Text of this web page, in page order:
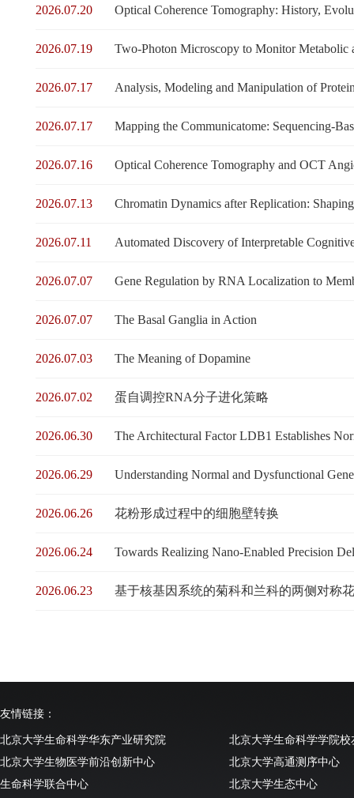
2026.07.20 Optical Coherence Tomography: History,
2026.07.19 Two-Photon Microscopy to Monitor Metabolic
2026.07.17 Analysis, Modeling and Manipulation of
2026.07.17 Mapping the Communicatome: Sequencing-
2026.07.16 Optical Coherence Tomography and OCT
2026.07.13 Chromatin Dynamics after Replication:
2026.07.11 Automated Discovery of Interpretable
2026.07.07 Gene Regulation by RNA Localization to
2026.07.07 The Basal Ganglia in Action
2026.07.03 The Meaning of Dopamine
2026.07.02 蛋自调控RNA分子进化策略
2026.06.30 The Architectural Factor LDB1 Establishes
2026.06.29 Understanding Normal and Dysfunctional
2026.06.26 花粉形成过程中的细胞壁转换
2026.06.24 Towards Realizing Nano-Enabled Precision
2026.06.23 基于核基因系统的菊科和兰科的两侧对称
友情链接：
北京大学生命科学华东产业研究院
北京大学生命科学学院校
北京大学生物医学前沿创新中心
北京大学高通测序中心
生命科学联合中心
北京大学生态中心